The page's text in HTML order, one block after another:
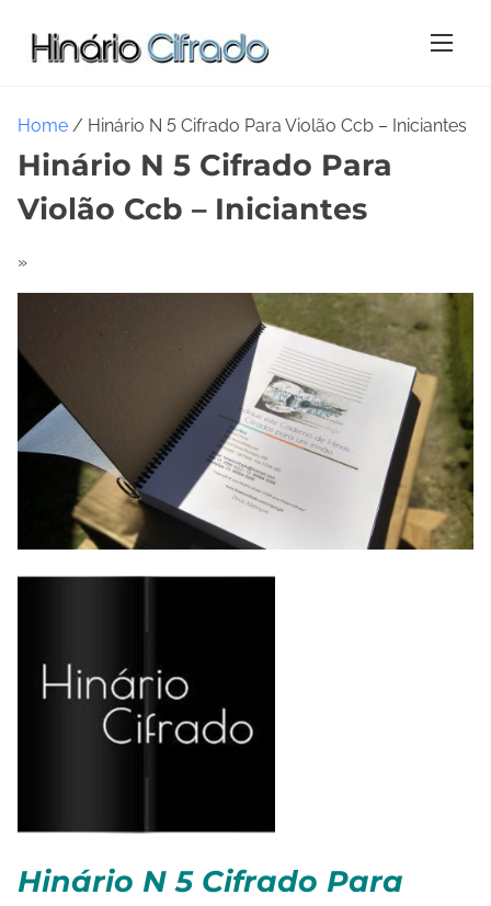
Home / Hinário N 5 Cifrado Para Violão Ccb – Iniciantes
Hinário N 5 Cifrado Para
Violão Ccb – Iniciantes
»
Hinário N 5 Cifrado Para